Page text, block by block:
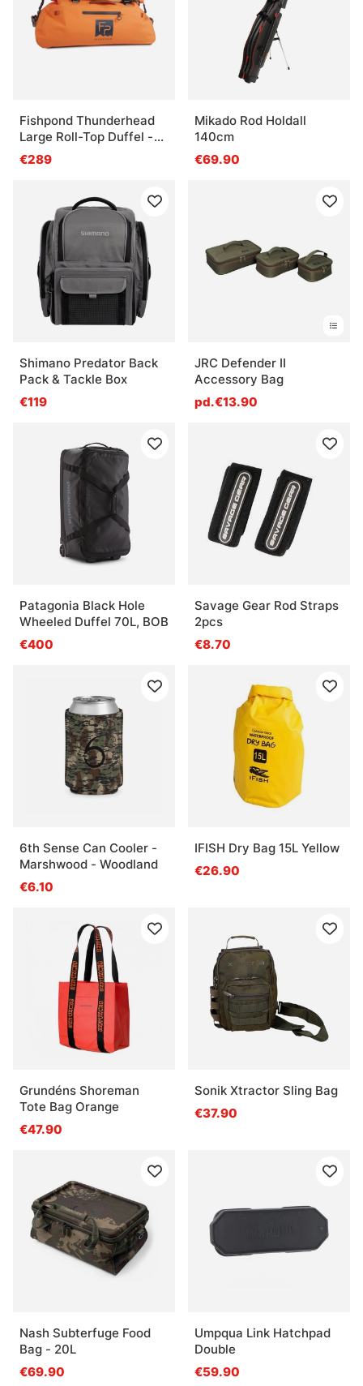
Fishpond Thunderhead
Large Roll-Top Duffel -
Eco Cutthroat Orange
€289
Mikado Rod Holdall
140cm
€69.90
Shimano Predator Back
Pack & Tackle Box
€119
JRC Defender II
Accessory Bag
pd.€13.90
Patagonia Black Hole
Wheeled Duffel 70L, BOB
€400
Savage Gear Rod Straps
2pcs
€8.70
6th Sense Can Cooler -
Marshwood - Woodland
€6.10
IFISH Dry Bag 15L Yellow
€26.90
Grundéns Shoreman
Tote Bag Orange
€47.90
Sonik Xtractor Sling Bag
€37.90
Nash Subterfuge Food
Bag - 20L
€69.90
Umpqua Link Hatchpad
Double
€59.90